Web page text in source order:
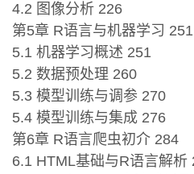
4.2 图像分析 226
第5章 R语言与机器学习 251
5.1 机器学习概述 251
5.2 数据预处理 260
5.3 模型训练与调参 270
5.4 模型训练与集成 276
第6章 R语言爬虫初介 284
6.1 HTML基础与R语言解析